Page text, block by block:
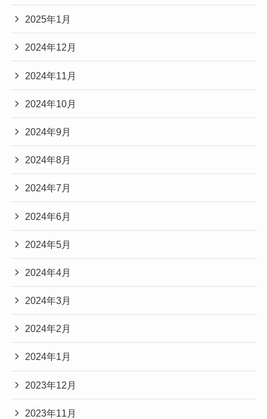
2025年1月
2024年12月
2024年11月
2024年10月
2024年9月
2024年8月
2024年7月
2024年6月
2024年5月
2024年4月
2024年3月
2024年2月
2024年1月
2023年12月
2023年11月